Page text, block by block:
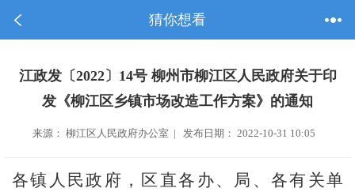
猜你想看
江政发〔2022〕14号 柳州市柳江区人民政府关于印
发《柳江区乡镇市场改造工作方案》的通知
来源： 柳江区人民政府办公室 | 发布日期： 2022-10-31 10:05
各镇 人民政府， 区直各办、局 、 各有关单